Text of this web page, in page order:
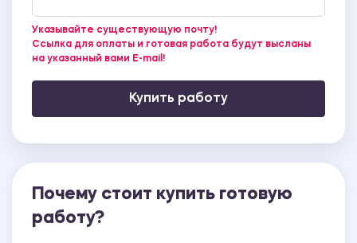
Указывайте существующую почту!
Ссылка для оплаты и готовая работа будут высланы
на указанный вами E-mail!
Купить работу
Почему стоит купить готовую
работу?